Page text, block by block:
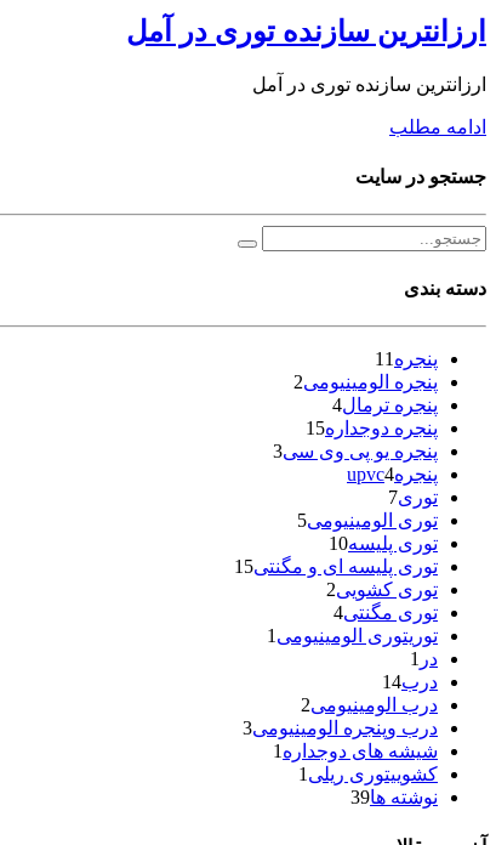
ارزانترین سازنده توری در آمل
ارزانترین سازنده توری در آمل
ادامه مطلب
جستجو در سایت
دسته بندی
پنجره 11
پنجره الومینیومی2
پنجره ترمال4
پنجره دوجداره15
پنجره یو پی وی سی3
پنجرهupvc4
توری7
توری الومینیومی5
توری پلیسه10
توری پلیسه ای و مگنتی15
توری کشویی2
توری مگنتی4
توریتوری الومینیومی 1
در 1
درب14
درب الومینیومی2
درب وپنجره الومینیومی3
شیشه های دوجداره 1
کشوییتوری ریلی 1
نوشته ها39